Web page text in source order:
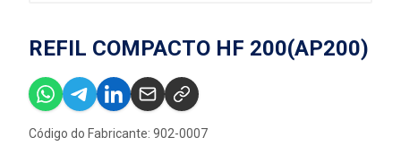
REFIL COMPACTO HF 200(AP200)
Código do Fabricante: 902-0007